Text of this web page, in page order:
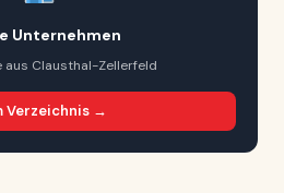
Unternehmen
aus Clausthal-Zellerfeld
Verzeichnis →